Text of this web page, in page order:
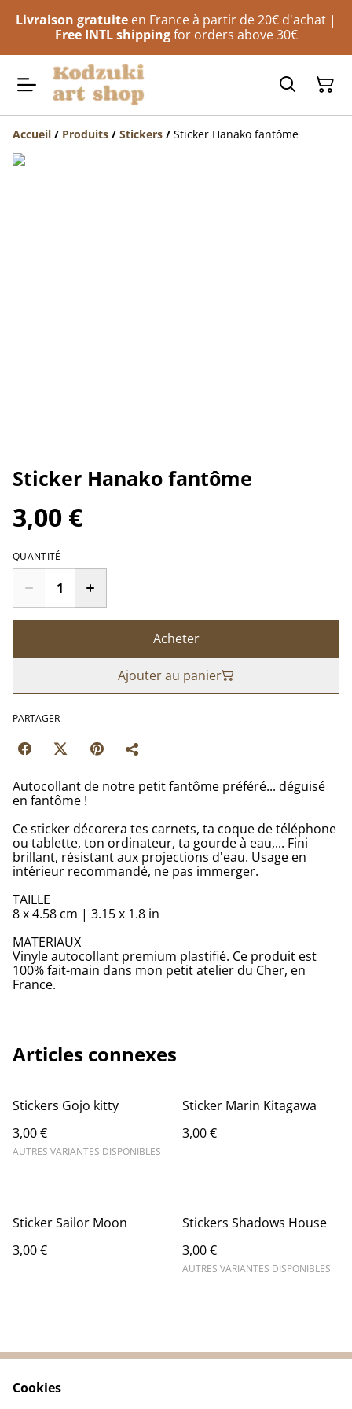
Livraison gratuite en France à partir de 20€ d'achat |
Free INTL shippingfor orders above 30€
Accueil / Produits / Stickers / Sticker Hanako fantôme
Sticker Hanako fantôme
3,00 €
QUANTITÉ
Acheter
Ajouter au panier
PARTAGER
Autocollant de notre petit fantôme préféré... déguisé
en fantôme !
Ce sticker décorera tes carnets, ta coque de téléphone
ou tablette, ton ordinateur, ta gourde à eau,... Fini
brillant, résistant aux projections d'eau. Usage en
intérieur recommandé, ne pas immerger.
TAILLE
8 x 4.58 cm | 3.15 x 1.8 in
MATERIAUX
Vinyle autocollant premium plastifié. Ce produit est
100% fait-main dans mon petit atelier du Cher, en
France.
Articles connexes
Stickers Gojo kitty
3,00 €
AUTRES VARIANTES DISPONIBLES
Sticker Marin Kitagawa
3,00 €
Sticker Sailor Moon
3,00 €
Stickers Shadows House
3,00 €
AUTRES VARIANTES DISPONIBLES
Cookies